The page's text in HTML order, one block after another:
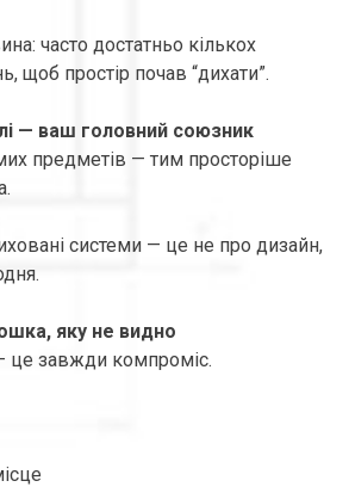
часто достатньо кількох
щоб простір почав “дихати”.
— ваш головний союзник
предметів — тим просторіше
системи — це не про дизайн,
яку не видно
це завжди компроміс.